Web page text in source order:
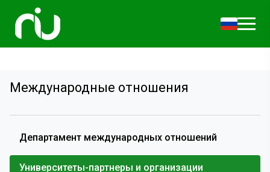
Международные отношения
Департамент международных отношений
Университеты-партнеры и организации